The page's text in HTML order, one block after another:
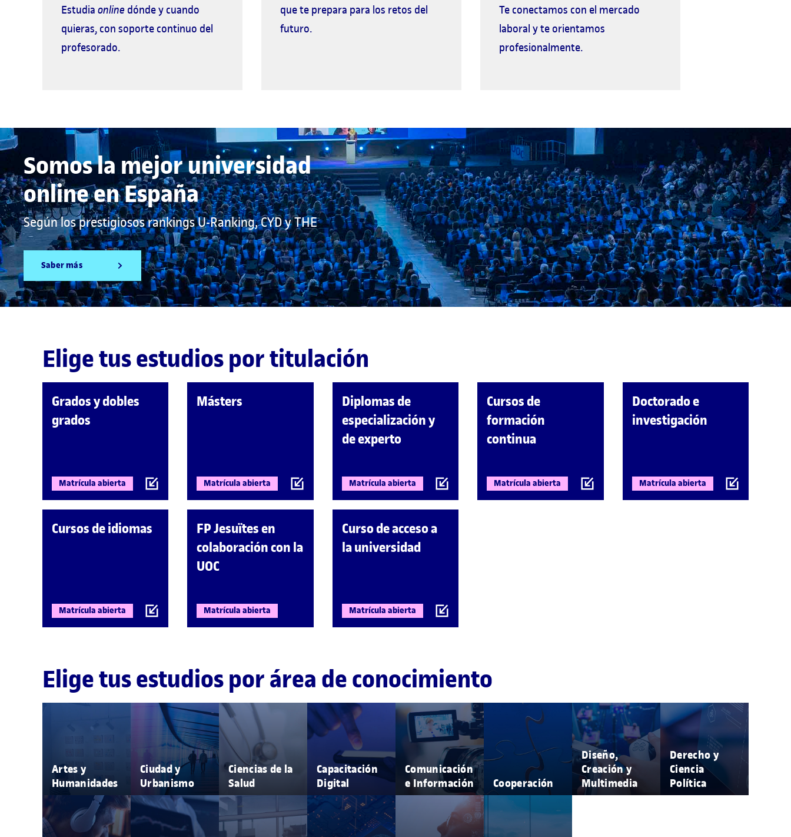
Estudia online dónde y cuando
quieras, con soporte continuo del
profesorado.
que te prepara para los retos del
futuro.
Te conectamos con el mercado
laboral y te orientamos
profesionalmente.
Somos la mejor universidad
online en España
Según los prestigiosos rankings U-Ranking, CYD y THE
Saber más
Elige tus estudios por titulación
Grados y dobles
grados
Matrícula abierta
Másters
Matrícula abierta
Diplomas de
especialización y
de experto
Matrícula abierta
Cursos de
formación
continua
Matrícula abierta
Doctorado e
investigación
Matrícula abierta
Cursos de idiomas
Matrícula abierta
FP Jesuïtes en
colaboración con la
UOC
Matrícula abierta
Curso de acceso a
la universidad
Matrícula abierta
Elige tus estudios por área de conocimiento
Artes y
Humanidades
Ciudad y
Urbanismo
Ciencias de la
Salud
Capacitación
Digital
Comunicación
e Información
Cooperación
Diseño,
Creación y
Multimedia
Derecho y
Ciencia
Política